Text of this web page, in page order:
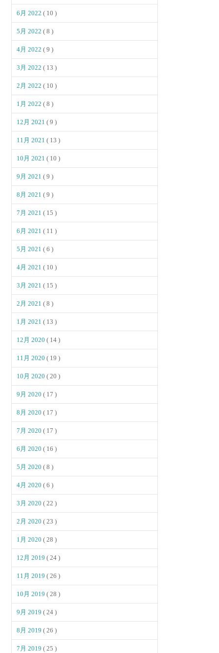
6月 2022( 10 )
5月 2022( 8 )
4月 2022( 9 )
3月 2022( 13 )
2月 2022( 10 )
1月 2022( 8 )
12月 2021( 9 )
11月 2021( 13 )
10月 2021( 10 )
9月 2021( 9 )
8月 2021( 9 )
7月 2021( 15 )
6月 2021( 11 )
5月 2021( 6 )
4月 2021( 10 )
3月 2021( 15 )
2月 2021( 8 )
1月 2021( 13 )
12月 2020( 14 )
11月 2020( 19 )
10月 2020( 20 )
9月 2020( 17 )
8月 2020( 17 )
7月 2020( 17 )
6月 2020( 16 )
5月 2020( 8 )
4月 2020( 6 )
3月 2020( 22 )
2月 2020( 23 )
1月 2020( 28 )
12月 2019( 24 )
11月 2019( 26 )
10月 2019( 28 )
9月 2019( 24 )
8月 2019( 26 )
7月 2019( 25 )